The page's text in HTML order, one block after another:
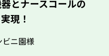
とナースコールの
現！
ニ園様